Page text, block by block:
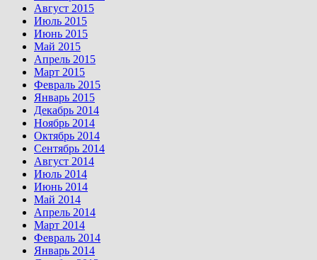
Август 2015
Июль 2015
Июнь 2015
Май 2015
Апрель 2015
Март 2015
Февраль 2015
Январь 2015
Декабрь 2014
Ноябрь 2014
Октябрь 2014
Сентябрь 2014
Август 2014
Июль 2014
Июнь 2014
Май 2014
Апрель 2014
Март 2014
Февраль 2014
Январь 2014